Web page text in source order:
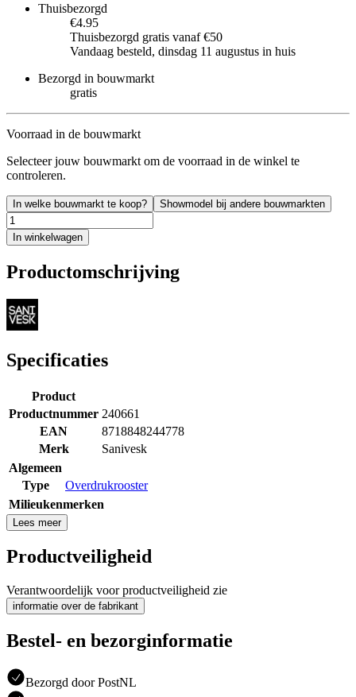
Thuisbezorgd
€4.95
Thuisbezorgd gratis vanaf €50
Vandaag besteld, dinsdag 11 augustus in huis
Bezorgd in bouwmarkt
gratis
Voorraad in de bouwmarkt
Selecteer jouw bouwmarkt om de voorraad in de winkel te
controleren.
In welke bouwmarkt te koop? Showmodel bij andere bouwmarkten
In winkelwagen
Productomschrijving
Specificaties
Product
Productnummer 240661
EAN
8718848244778
Merk
Sanivesk
Algemeen
Type
Overdrukrooster
Milieukenmerken
Lees meer
Productveiligheid
Verantwoordelijk voor productveiligheid zie
informatie over de fabrikant
Bestel- en bezorginformatie
Bezorgd door PostNL